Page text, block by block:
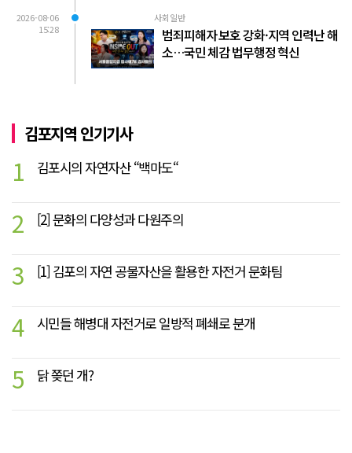
2026-08-06
15:28
사회일반
범죄피해자 보호 강화·지역 인력난 해
소…국민 체감 법무행정 혁신
김포지역 인기기사
1 김포시의 자연자산 “백마도“
2 [2] 문화의 다양성과 다원주의
3 [1] 김포의 자연 공물자산을 활용한 자전거 문화팀
4 시민들 해병대 자전거로 일방적 폐쇄로 분개
5 닭 쫒던 개?